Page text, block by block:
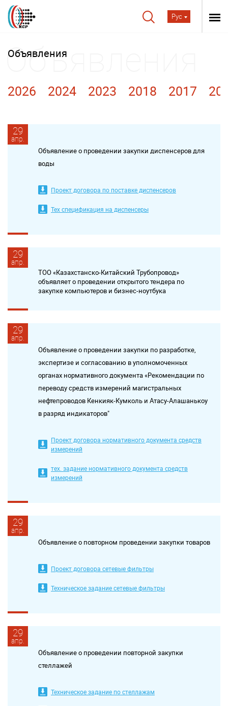
Рус
Объявления
2026 2024 2023 2018 2017
29
апр.
Объявление о проведении закупки диспенсеров для
воды
Проект договора по поставке диспенсеров
Тех спецификация на диспенсеры
29
апр.
ТОО «Казахстанско-Китайский Трубопровод»
объявляет о проведении открытого тендера по
закупке компьютеров и бизнес-ноутбука
29
апр.
Объявление о проведении закупки по разработке,
экспертизе и согласованию в уполномоченных
органах нормативного документа «Рекомендации по
переводу средств измерений магистральных
нефтепроводов Кенкияк-Кумколь и Атасу-Алашанькоу
в разряд индикаторов"
Проект договора нормативного документа средств
измерений
тех. задание нормативного документа средств
измерений
29
апр.
Объявление о повторном проведении закупки товаров
Проект договора сетевые фильтры
Техническое задание сетевые фильтры
29
апр.
Объявление о проведении повторной закупки
стеллажей
Техническое задание по стеллажам